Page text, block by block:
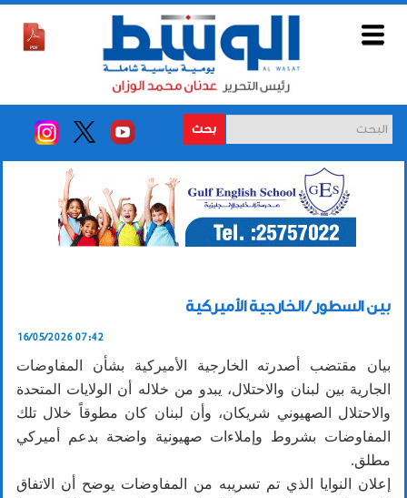
بحث
بين السطور / الخارجية الأميركية
16/05/2026 07:42
بيان مقتضب أصدرته الخارجية الأميركية بشأن المفاوضات
الجارية بين لبنان والاحتلال، يبدو من خلاله أن الولايات المتحدة
والاحتلال الصهيوني شريكان، وأن لبنان كان مطوقاً خلال تلك
المفاوضات بشروط وإملاءات صهيونية واضحة بدعم أميركي
مطلق.
إعلان النوايا الذي تم تسريبه من المفاوضات يوضح أن الاتفاق